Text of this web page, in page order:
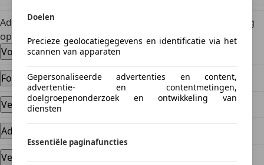
Advertentie voor jouw auto plaatsen? Wij helpen je graag
op weg.
Voorbereiding en onderhoud
Foto's
Verkoopprijs
Advertentie
Verkoopkansen vergroten
Doelen
Precieze geolocatiegegevens en identificatie via het
scannen van apparaten
Gepersonaliseerde advertenties en content,
advertentie- en contentmetingen,
doelgroepenonderzoek en ontwikkeling van
diensten
Essentiële paginafuncties